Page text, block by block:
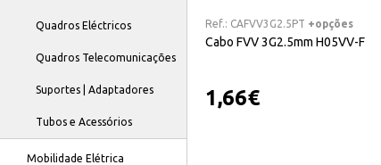
Quadros Eléctricos
Quadros Telecomunicações
Suportes | Adaptadores
Tubos e Acessórios
Mobilidade Elétrica
Ref.: CAFVV3G2.5PT +opções
Cabo FVV 3G2.5mm H05VV-F
1,66€